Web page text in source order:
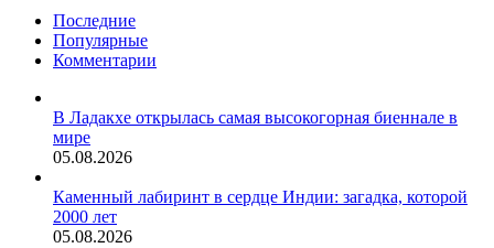
Гурудев
Лали
Баба
Последние
Популярные
Комментарии
В Ладакхе открылась самая высокогорная биеннале в
мире
05.08.2026
Каменный лабиринт в сердце Индии: загадка, которой
2000 лет
05.08.2026